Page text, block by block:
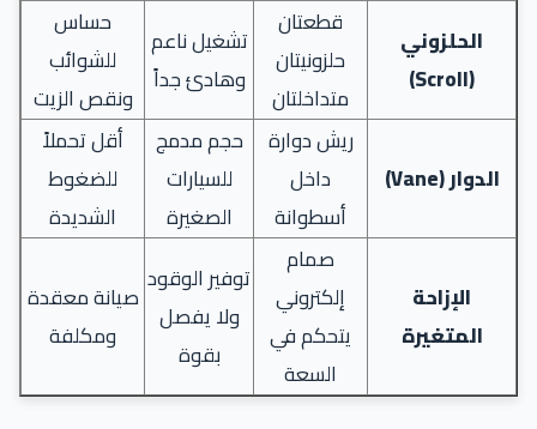
الحلزوني
(Scroll)
قطعتان
حلزونيتان
متداخلتان
تشغيل ناعم
وهادئ جداً
حساس
للشوائب
ونقص الزيت
الدوار (Vane)
ريش دوارة
داخل
أسطوانة
حجم مدمج
للسيارات
الصغيرة
أقل تحملاً
للضغوط
الشديدة
الإزاحة
المتغيرة
صمام
إلكتروني
يتحكم في
السعة
توفير الوقود
ولا يفصل
بقوة
صيانة معقدة
ومكلفة